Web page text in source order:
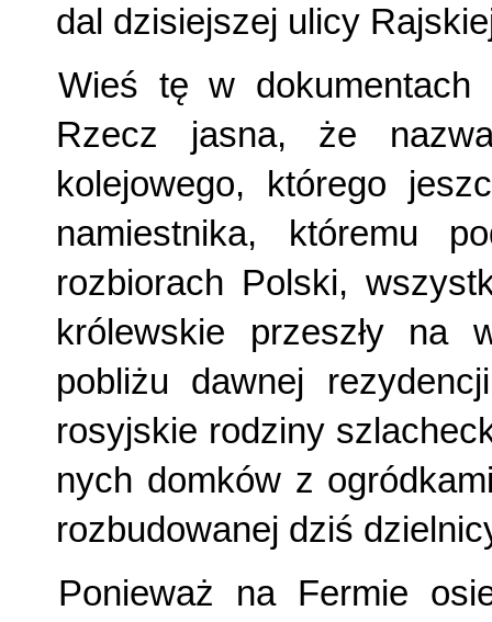
dal dzisiejszej ulicy
Wieś tę w dokumentach
Rzecz jasna, że
kolejowego, którego
namiestnika, któremu
rozbiorach Polski,
królewskie przeszły na
pobliżu dawnej
rosyjskie rodziny
nych domków z
roz­budowanej dziś
Ponieważ na Fermie